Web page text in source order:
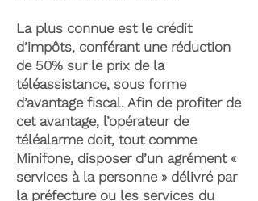
La plus connue est le crédit
d’impôts, conférant une réduction
de 50% sur le prix de la
téléassistance, sous forme
d’avantage fiscal. Afin de profiter de
cet avantage, l’opérateur de
téléalarme doit, tout comme
Minifone, disposer d’un agrément «
services à la personne » délivré par
la préfecture ou les services du